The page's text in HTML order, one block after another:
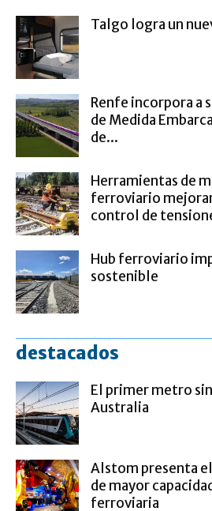
Talgo logra un
Renfe incorpora a
de Medida
de...
Herramientas de
ferroviario
control de
Hub ferroviario
sostenible
destacados
El primer metro
Australia
Alstom presenta
de mayor
ferroviaria